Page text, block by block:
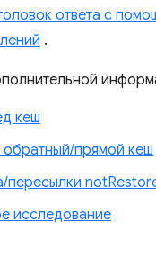
ответа с
.
кеш
обратный/прямой кеш
пересылки
исследование